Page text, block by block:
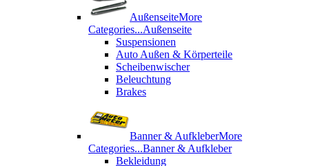
AußenseiteMore
Categories...Außenseite
Suspensionen
Auto Außen & Körperteile
Scheibenwischer
Beleuchtung
Brakes
Banner & AufkleberMore
Categories...Banner & Aufkleber
Bekleidung